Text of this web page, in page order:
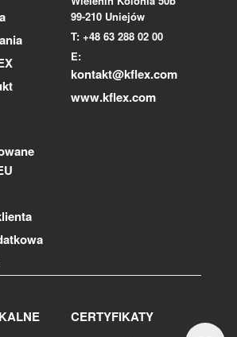
99-210 Uniejów
T: +48 63 288 02 00
E:
kontakt@kflex.com
www.kflex.com
CERTYFIKATY